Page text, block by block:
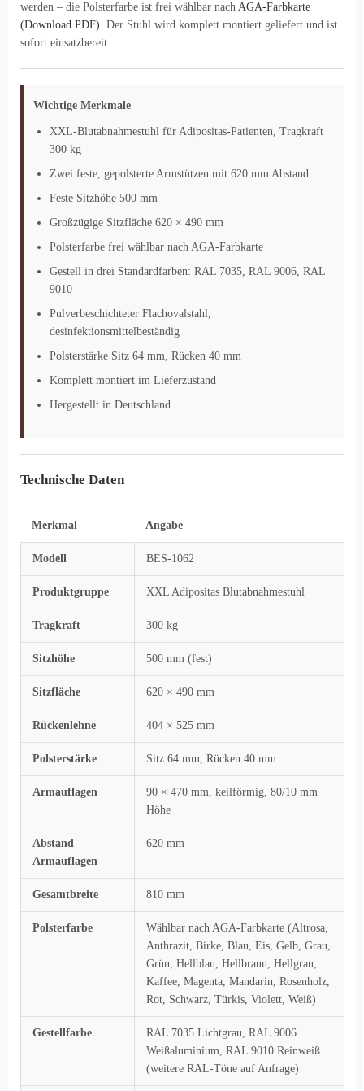
werden – die Polsterfarbe ist frei wählbar nach AGA-Farbkarte
(Download PDF). Der Stuhl wird komplett montiert geliefert und ist
sofort einsatzbereit.
Wichtige Merkmale
XXL-Blutabnahmestuhl für Adipositas-Patienten, Tragkraft
300 kg
Zwei feste, gepolsterte Armstützen mit 620 mm Abstand
Feste Sitzhöhe 500 mm
Großzügige Sitzfläche 620 × 490 mm
Polsterfarbe frei wählbar nach AGA-Farbkarte
Gestell in drei Standardfarben: RAL 7035, RAL 9006, RAL
9010
Pulverbeschichteter Flachovalstahl,
desinfektionsmittelbeständig
Polsterstärke Sitz 64 mm, Rücken 40 mm
Komplett montiert im Lieferzustand
Hergestellt in Deutschland
Technische Daten
Merkmal Angabe
Modell BES-1062
Produktgruppe XXL Adipositas Blutabnahmestuhl
Tragkraft 300 kg
Sitzhöhe 500 mm (fest)
Sitzfläche 620 × 490 mm
Rückenlehne 404 × 525 mm
Polsterstärke Sitz 64 mm, Rücken 40 mm
Armauflagen
90 × 470 mm, keilförmig, 80/10 mm
Höhe
Abstand
Armauflagen
620 mm
Gesamtbreite 810 mm
Polsterfarbe
Wählbar nach AGA-Farbkarte (Altrosa,
Anthrazit, Birke, Blau, Eis, Gelb, Grau,
Grün, Hellblau, Hellbraun, Hellgrau,
Kaffee, Magenta, Mandarin, Rosenholz,
Rot, Schwarz, Türkis, Violett, Weiß)
Gestellfarbe
RAL 7035 Lichtgrau, RAL 9006
Weißaluminium, RAL 9010 Reinweiß
(weitere RAL-Töne auf Anfrage)